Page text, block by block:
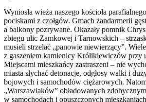
Wyniosła wieża naszego kościoła
pociskami z czołgów. Gmach żandarmerii
a balkony pozrywane. Okazały pomnik
zbiegu ulic Zamkowej i Tarnowskich –
musieli strzelać „panowie niewierzący”.
z gaszeniem kamienicy Królikiewiczów przy
Miejscami mieszkańcy zastraszeni – nie
miasta słychać detonacje, odgłosy walki i
bojowych i samochodów ciężarowych.
„Warszawiaków” obładowanych
w samochodach i opuszczonych